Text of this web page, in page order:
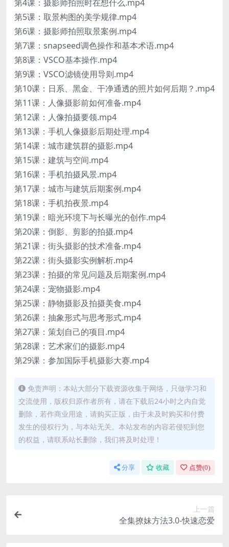
第4课：摄影师拍照时在想什么.mp4
第5课：取景构图的美学规律.mp4
第6课：摄影师拍照取景案例.mp4
第7课：snapseed调色操作和基本术语.mp4
第8课：VSCO基本操作.mp4
第9课：VSCO滤镜使用导则.mp4
第10课：日系、黑金、干净通透的照片如何后期？.mp4
第11课：人像摄影前如何准备.mp4
第12课：人像拍摄要领.mp4
第13课：手机人像摄影后期处理.mp4
第14课：城市建筑群的摄影.mp4
第15课：建筑与空间.mp4
第16课：手机拍摄风景.mp4
第17课：城市与建筑后期案例.mp4
第18课：手机拍夜景.mp4
第19课：暗光环境下与长曝光的创作.mp4
第20课：倒影、剪影的拍摄.mp4
第21课：街头摄影的技术准备.mp4
第22课：街头摄影实例解析.mp4
第23课：拍摄的常见问题及后期案例.mp4
第24课：宠物摄影.mp4
第25课：静物摄影及拍摄美食.mp4
第26课：抽象形式与思考形式.mp4
第27课：策划自己的项目.mp4
第28课：艺术家们的摄影.mp4
第29课：参加国际手机摄影大赛.mp4
免责声明：本站大部分下载资源收集于网络，只做学习和
交流使用，版权归原作者所有，请在下载后24小时之内自觉
删除，若作商业用途，请购买正版，由于未及时购买和付费
发生的侵权行为，与本站无关。本站发布的内容若侵犯到您
的权益，请联系站长删除，我们将及时处理！
分享 收藏 点赞(0)
上一篇
全集撩妹方法3.0-快速恋爱